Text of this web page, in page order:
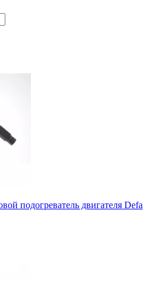
подогреватель двигателя Defa